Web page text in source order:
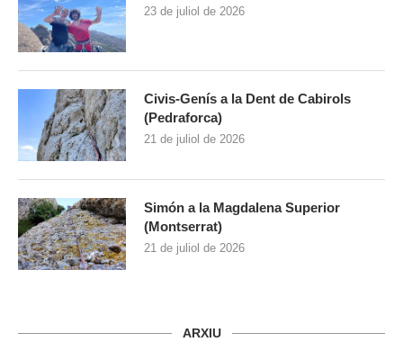
23 de juliol de 2026
Civis-Genís a la Dent de Cabirols
(Pedraforca)
21 de juliol de 2026
Simón a la Magdalena Superior
(Montserrat)
21 de juliol de 2026
ARXIU